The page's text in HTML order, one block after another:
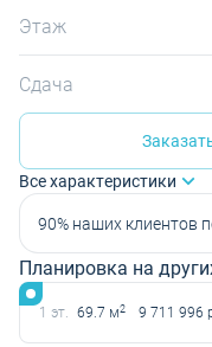
Этаж
Сдача
Все характеристики
90% наших клиентов
Планировка на
1 эт. 69.7 м2 9 711 996